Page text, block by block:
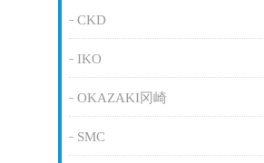
CKD
IKO
OKAZAKI冈崎
SMC